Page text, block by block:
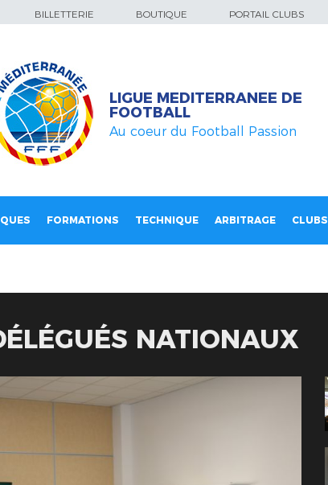
BILLETTERIE BOUTIQUE PORTAIL CLUBS
LIGUE MEDITERRANEE DE
FOOTBALL
Au coeur du Football Passion
FORMATIONS TECHNIQUE ARBITRAGE CLUBS
NATIONAUX